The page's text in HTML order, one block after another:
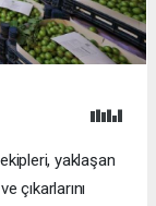
yaklaşan
çıkarlarını